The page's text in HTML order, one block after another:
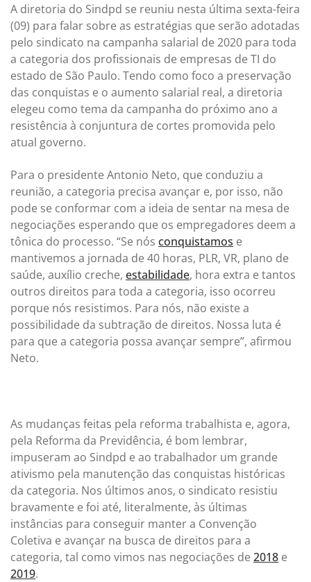
A diretoria do Sindpd se reuniu nesta última sexta-feira
(09) para falar sobre as estratégias que serão adotadas
pelo sindicato na campanha salarial de 2020 para toda
a categoria dos profissionais de empresas de TI do
estado de São Paulo. Tendo como foco a preservação
das conquistas e o aumento salarial real, a diretoria
elegeu como tema da campanha do próximo ano a
resistência à conjuntura de cortes promovida pelo
atual governo.
Para o presidente Antonio Neto, que conduziu a
reunião, a categoria precisa avançar e, por isso, não
pode se conformar com a ideia de sentar na mesa de
negociações esperando que os empregadores deem a
tônica do processo. “Se nós conquistamos e
mantivemos a jornada de 40 horas, PLR, VR, plano de
saúde, auxílio creche, estabilidade, hora extra e tantos
outros direitos para toda a categoria, isso ocorreu
porque nós resistimos. Para nós, não existe a
possibilidade da subtração de direitos. Nossa luta é
para que a categoria possa avançar sempre”, afirmou
Neto.
As mudanças feitas pela reforma trabalhista e, agora,
pela Reforma da Previdência, é bom lembrar,
impuseram ao Sindpd e ao trabalhador um grande
ativismo pela manutenção das conquistas históricas
da categoria. Nos últimos anos, o sindicato resistiu
bravamente e foi até, literalmente, às últimas
instâncias para conseguir manter a Convenção
Coletiva e avançar na busca de direitos para a
categoria, tal como vimos nas negociações de 2018 e
2019.